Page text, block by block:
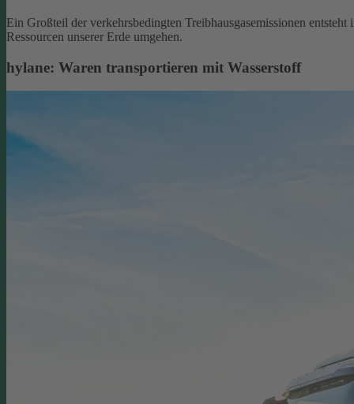
Ein Großteil der verkehrsbedingten Treibhausgasemissionen
Ressourcen unserer Erde umgehen.
hylane: Waren transportieren mit Wasserstoff